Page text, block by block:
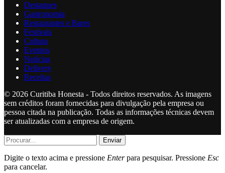
Destaques
Gastronomia
Restaurantes e Bares
Festivais
Cultura
Eventos
Notícias
Delivery
Receitas
© 2026 Curitiba Honesta - Todos direitos reservados. As imagens
sem créditos foram fornecidas para divulgação pela empresa ou
pessoa citada na publicação. Todas as informações técnicas devem
ser atualizadas com a empresa de origem.
Enviar
Digite o texto acima e pressione Enterpara pesquisar. Pressione Esc
para cancelar.